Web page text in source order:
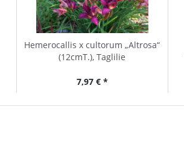
Hemerocallis x cultorum „Altrosa“
(12cmT.), Taglilie
7,97 € *